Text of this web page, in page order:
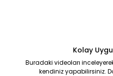
Kolay
Buradaki videoları
kendiniz yapabilirsiniz.